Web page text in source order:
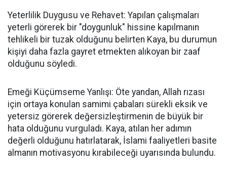
Yeterlilik Duygusu ve Rehavet: Yapılan çalışmaları
yeterli görerek bir "doygunluk" hissine kapılmanın
tehlikeli bir tuzak olduğunu belirten Kaya, bu durumun
kişiyi daha fazla gayret etmekten alıkoyan bir zaaf
olduğunu söyledi.
Emeği Küçümseme Yanlışı: Öte yandan, Allah rızası
için ortaya konulan samimi çabaları sürekli eksik ve
yetersiz görerek değersizleştirmenin de büyük bir
hata olduğunu vurguladı. Kaya, atılan her adımın
değerli olduğunu hatırlatarak, İslami faaliyetleri basite
almanın motivasyonu kırabileceği uyarısında bulundu.